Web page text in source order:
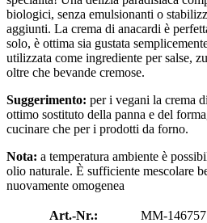
biologici, senza emulsionanti o
aggiunti. La crema di anacardi è
solo, è ottima sia gustata
utilizzata come ingrediente per salse,
oltre che bevande cremose.
Suggerimento: per i vegani la crema
ottimo sostituto della panna e del
cucinare che per i prodotti da forno.
Nota: a temperatura ambiente è
olio naturale. È sufficiente mescolare
nuovamente omogenea
Art.-Nr.:
MM-146757